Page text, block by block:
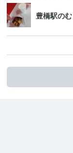
豊橋駅の